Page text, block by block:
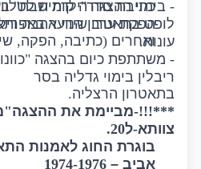
כתיבת סדרה קומית
הפקת ערב שירי אהבה
ואחרים(כתיבה, הפקה,
- בימוי ההצגה"ילדת שבת"
לופט בתאטרון הנוער
עונות.
- משתתפת כיום בהצגה "
ריבלין בימוי גדליה בסר
בתאטרון הרצליה.
***!!!-מביימת את ההצגה"
צוותא-ל20
.
בוגרת החוג לאמנות
אביב –1974-1976